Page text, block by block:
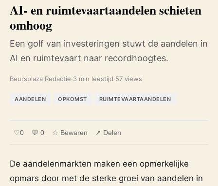
AI- en ruimtevaartaandelen schieten
omhoog
Een golf van investeringen stuwt de aandelen in
AI en ruimtevaart naar recordhoogtes.
Beursplaza Redactie·3 min leestijd·57 views
AANDELEN OPKOMST RUIMTEVAARTAANDELEN
♡0 💬 0 ☆ Bewaren ↗ Delen
De aandelenmarkten maken een opmerkelijke
opmars door met de sterke groei van aandelen in